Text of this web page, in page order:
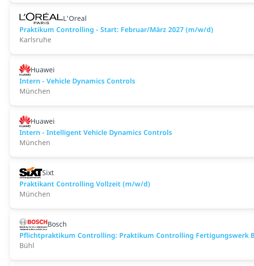
L'Oreal
Praktikum Controlling - Start: Februar/März 2027 (m/w/d)
Karlsruhe
Huawei
Intern - Vehicle Dynamics Controls
München
Huawei
Intern - Intelligent Vehicle Dynamics Controls
München
Sixt
Praktikant Controlling Vollzeit (m/w/d)
München
Bosch
Pflichtpraktikum Controlling: Praktikum Controlling Fertigungswerk
Bühl